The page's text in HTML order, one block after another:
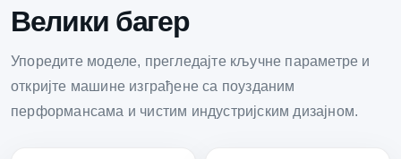
Велики багер
Упоредите моделе, прегледајте кључне параметре и
откријте машине изграђене са поузданим
перформансама и чистим индустријским дизајном.